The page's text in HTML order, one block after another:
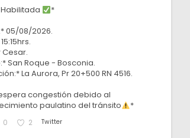
*
05/08/2026.
Cesar.
San Roque - Bosconia.
La Aurora, Pr 20+500 RN 4516.
congestión debido al
paulatino del tránsito
*
0 2 Twitter